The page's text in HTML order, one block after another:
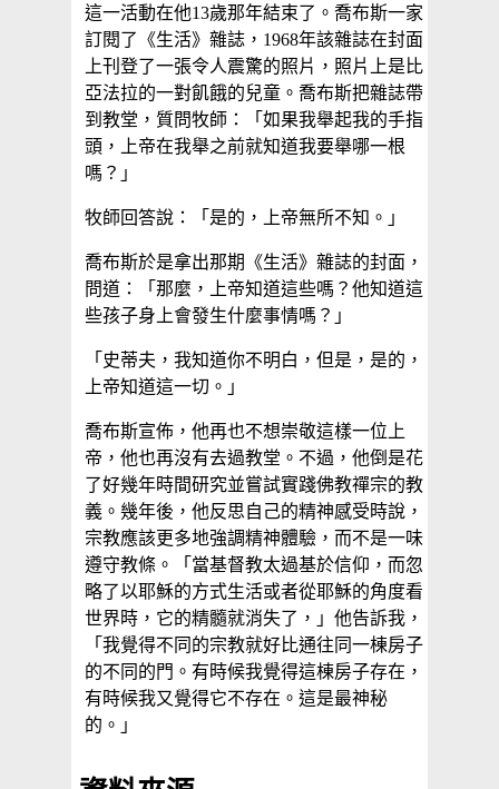
這一活動在他13歲那年結束了。喬布斯一家
訂閱了《生活》雜誌，1968年該雜誌在封面
上刊登了一張令人震驚的照片，照片上是比
亞法拉的一對飢餓的兒童。喬布斯把雜誌帶
到教堂，質問牧師：「如果我舉起我的手指
頭，上帝在我舉之前就知道我要舉哪一根
嗎？」
牧師回答說：「是的，上帝無所不知。」
喬布斯於是拿出那期《生活》雜誌的封面，
問道：「那麼，上帝知道這些嗎？他知道這
些孩子身上會發生什麼事情嗎？」
「史蒂夫，我知道你不明白，但是，是的，
上帝知道這一切。」
喬布斯宣佈，他再也不想崇敬這樣一位上
帝，他也再沒有去過教堂。不過，他倒是花
了好幾年時間研究並嘗試實踐佛教禪宗的教
義。幾年後，他反思自己的精神感受時說，
宗教應該更多地強調精神體驗，而不是一味
遵守教條。「當基督教太過基於信仰，而忽
略了以耶穌的方式生活或者從耶穌的角度看
世界時，它的精髓就消失了，」他告訴我，
「我覺得不同的宗教就好比通往同一棟房子
的不同的門。有時候我覺得這棟房子存在，
有時候我又覺得它不存在。這是最神秘
的。」